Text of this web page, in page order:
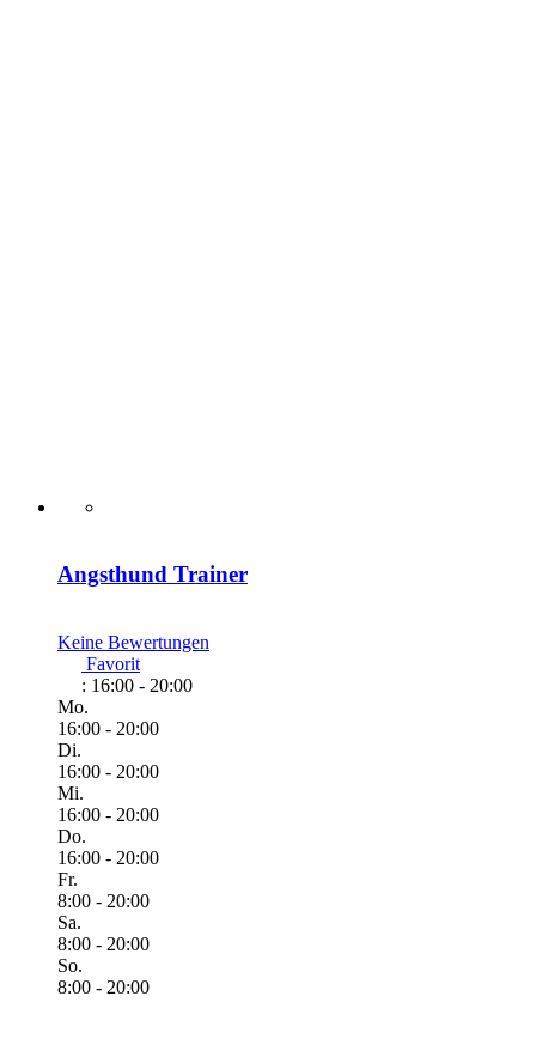
Angsthund Trainer
Keine Bewertungen
Favorit
: 16:00 - 20:00
Mo.
16:00 - 20:00
Di.
16:00 - 20:00
Mi.
16:00 - 20:00
Do.
16:00 - 20:00
Fr.
8:00 - 20:00
Sa.
8:00 - 20:00
So.
8:00 - 20:00